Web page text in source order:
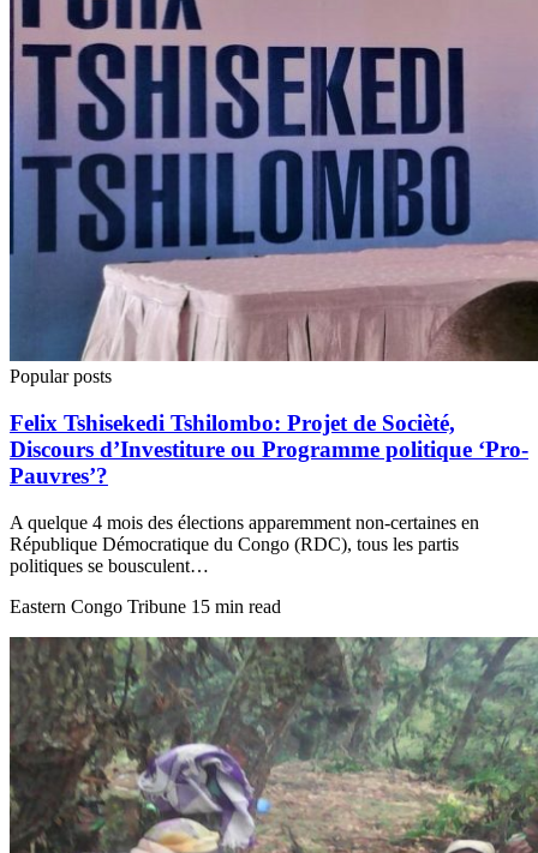
Popular posts
Felix Tshisekedi Tshilombo: Projet de Socièté,
Discours d’Investiture ou Programme politique ‘Pro-
Pauvres’?
A quelque 4 mois des élections apparemment non-certaines en
République Démocratique du Congo (RDC), tous les partis
politiques se bousculent…
Eastern Congo Tribune 15 min read